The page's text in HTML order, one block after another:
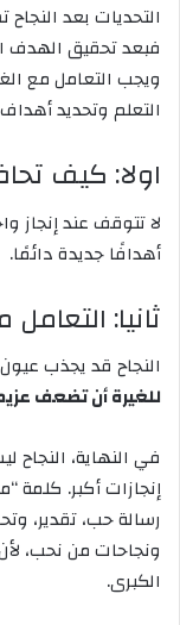
التحديات بعد
فبعد تحقيق الهدف
ويجب التعامل مع
التعلم وتحديد
اولا: كيف
لا تتوقف عند إنجاز
أهدافًا جديدة دائمًا.
ثانيا:
النجاح قد يجذب
للغيرة أن تضعف
في النهاية،
إنجازات أكبر. كلمة
رسالة حب، تقدير،
ونجاحات من نحب،
الكبرى.